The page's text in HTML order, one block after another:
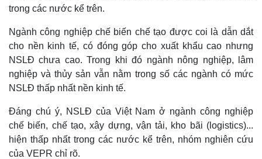
trong các nước kể trên.
Ngành công nghiệp chế biến chế tạo được coi là dẫn dắt
cho nền kinh tế, có đóng góp cho xuất khẩu cao nhưng
NSLĐ chưa cao. Trong khi đó ngành nông nghiệp, lâm
nghiệp và thủy sản vẫn nằm trong số các ngành có mức
NSLĐ thấp nhất nền kinh tế.
Đáng chú ý, NSLĐ của Việt Nam ở ngành công nghiệp
chế biến, chế tạo, xây dựng, vận tải, kho bãi (logistics)...
hiện thấp nhất trong các nước kể trên, nhóm nghiên cứu
của VEPR chỉ rõ.